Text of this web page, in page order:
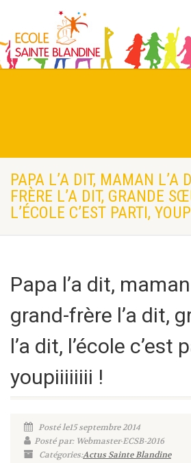
PAPA L’A DIT, MAMAN L’A
FRÈRE L’A DIT, GRANDE
L’ÉCOLE C’EST PARTI,
Papa l’a dit,
grand-frère l’a dit,
l’a dit, l’école c’est
youpiiiiiiii !
Posté le15 septembre 2014
Posté par: Webmaster-ECSB-2016
Catégories:Actus Sainte Blandine